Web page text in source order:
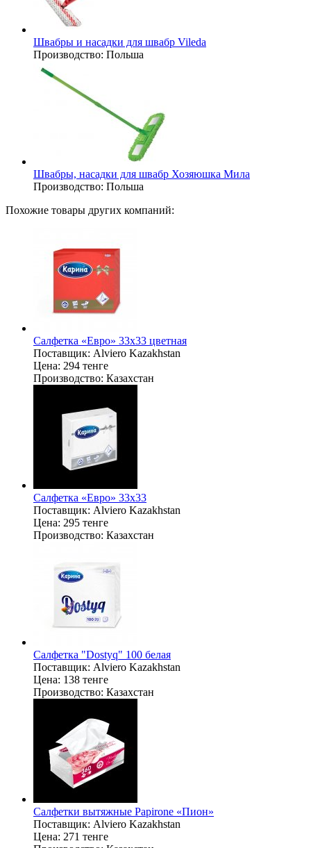
Швабры и насадки для швабр Vileda
Производство: Польша
Швабры, насадки для швабр Хозяюшка Мила
Производство: Польша
Похожие товары других компаний:
Салфетка «Евро» 33х33 цветная
Поставщик: Alviero Kazakhstan
Цена: 294 тенге
Производство: Казахстан
Салфетка «Евро» 33х33
Поставщик: Alviero Kazakhstan
Цена: 295 тенге
Производство: Казахстан
Салфетка "Dostyq" 100 белая
Поставщик: Alviero Kazakhstan
Цена: 138 тенге
Производство: Казахстан
Салфетки вытяжные Papirone «Пион»
Поставщик: Alviero Kazakhstan
Цена: 271 тенге